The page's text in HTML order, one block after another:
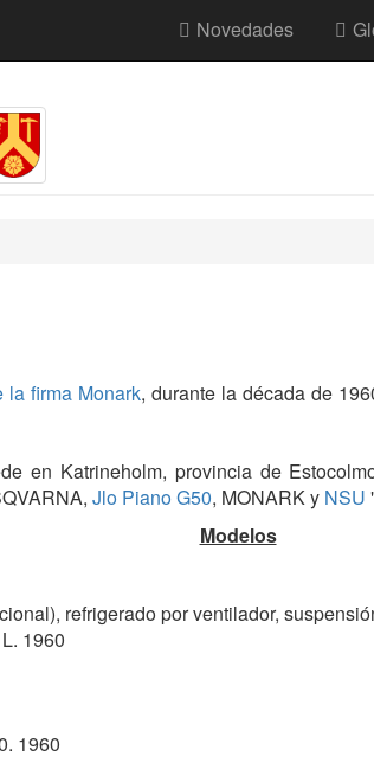
Novedades
la firma Monark, durante la década de
en Katrineholm, provincia de
Jlo Piano G50, MONARK y NSU
Modelos
refrigerado por ventilador,
1960
1960